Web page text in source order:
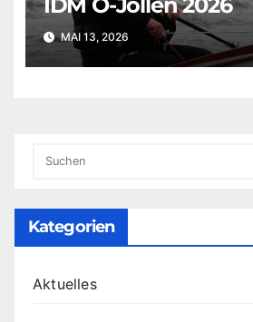
MAI 13, 2026
Kategorien
Aktuelles